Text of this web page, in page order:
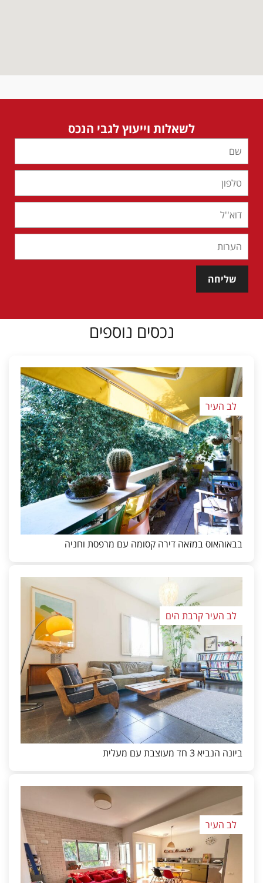
לשאלות וייעוץ לגבי הנכס
שליחה
נכסים נוספים
לב העיר
בבאוהאוס במזאה דירה קסומה עם מרפסת וחניה
לב העיר קרבת הים
ביונה הנביא 3 חד מעוצבת עם מעלית
לב העיר